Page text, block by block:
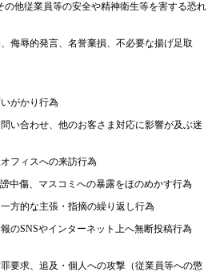
の他従業員等の安全や精神衛生等を害する恐れ
侮辱的発言、名誉棄損、不必要な揚げ足取
がかり行為
い合わせ、他のお客さま対応に影響が及ぶ迷
フィスへの来訪行為
中傷、マスコミへの暴露をほのめかす行為
方的な主張・指摘の繰り返し行為
のSNSやインターネット上へ無断投稿行為
要求、追及・個人への攻撃（従業員等への懲